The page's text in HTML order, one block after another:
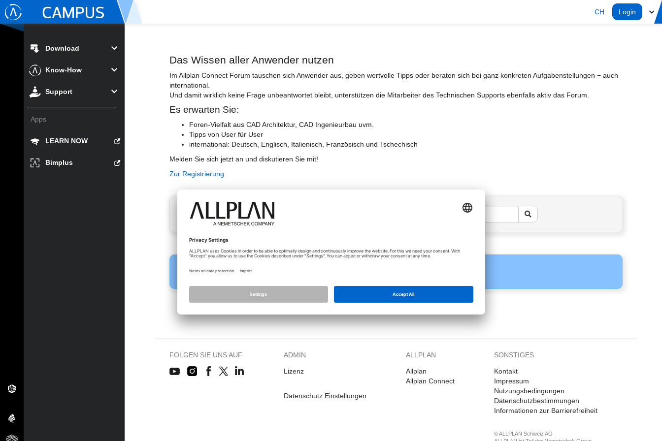
CH Login
Download
Know-How
Support
Apps
LEARN NOW
Bimplus
Das Wissen aller Anwender nutzen
Im Allplan Connect Forum tauschen sich Anwender aus, geben wertvolle Tipps oder beraten sich bei ganz konkreten Aufgabenstellungen − auch
international.
Und damit wirklich keine Frage unbeantwortet bleibt, unterstützen die Mitarbeiter des Technischen Supports ebenfalls aktiv das Forum.
Es erwarten Sie:
Foren-Vielfalt aus CAD Architektur, CAD Ingenieurbau uvm.
Tipps von User für User
international: Deutsch, Englisch, Italienisch, Französisch und Tschechisch
Melden Sie sich jetzt an und diskutieren Sie mit!
Zur Registrierung
FOLGEN SIE UNS AUF ADMIN
Lizenz
Datenschutz Einstellungen
ALLPLAN
Allplan
Allplan Connect
SONSTIGES
Kontakt
Impressum
Nutzungsbedingungen
Datenschutzbestimmungen
Informationen zur Barrierefreiheit
© ALLPLAN Schweiz AG